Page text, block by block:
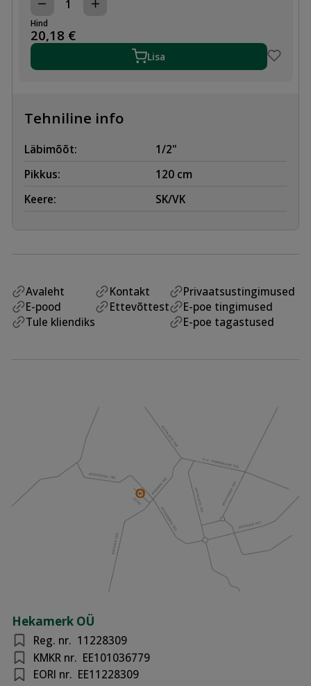
GAASI
SURVEVOOLIK
METAANILE
DN15
120cm,
Hind
20,18 €
Lisa
Tehniline info
Läbimõõt:
1/2"
Pikkus:
120 cm
Keere:
SK/VK
Avaleht
E-pood
Tule kliendiks
Kontakt
Ettevõttest
Privaatsustingimused
E-poe tingimused
E-poe tagastused
Hekamerk OÜ
Reg. nr. 11228309
KMKR nr. EE101036779
EORI nr. EE11228309